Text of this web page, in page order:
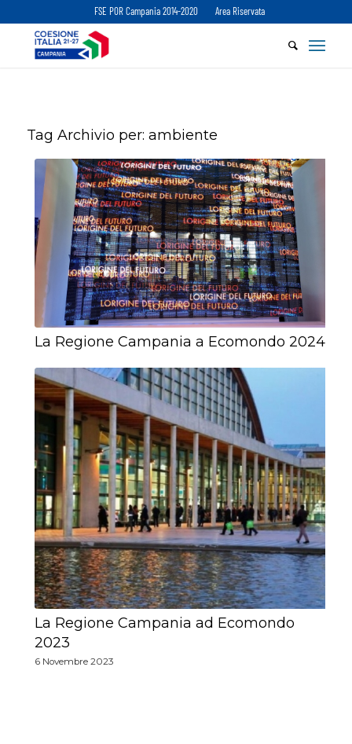
FSE POR Campania 2014-2020 Area Riservata
Tag Archivio per: ambiente
La Regione Campania a Ecomondo 2024
La Regione Campania ad Ecomondo
2023
6 Novembre 2023